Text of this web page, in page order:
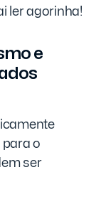
ler agorinha!
e
o
ser